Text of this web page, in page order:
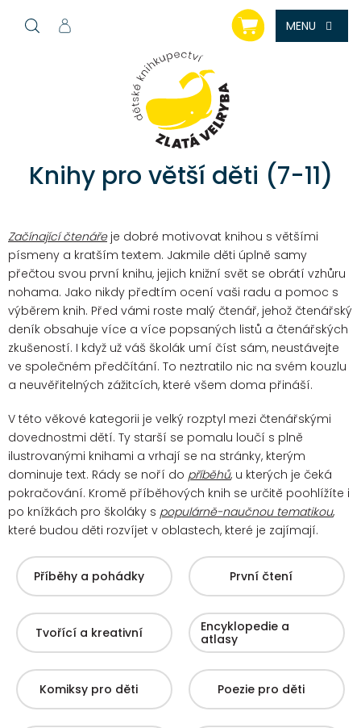
NÁKUPNÍ
KOŠÍK
Knihy pro větší děti (7-11)
Začínající čtenářeje dobré motivovat knihou s většími
písmeny a kratším textem. Jakmile děti úplně samy
přečtou svou první knihu, jejich knižní svět se obrátí vzhůru
nohama. Jako nikdy předtím ocení vaši radu a pomoc s
výběrem knih. Před vámi roste malý čtenář, jehož čtenářský
deník obsahuje více a více popsaných listů a čtenářských
zkušeností. I když už váš školák umí číst sám, neustávejte
ve společném předčítání. To neztratilo nic na svém kouzlu
a neuvěřitelných zážitcích, které všem doma přináší.
V této věkové kategorii je velký rozptyl mezi čtenářskými
dovednostmi dětí. Ty starší se pomalu loučí s plně
ilustrovanými knihami a vrhají se na stránky, kterým
dominuje text. Rády se noří do příběhů, u kterých je čeká
pokračování. Kromě příběhových knih se určitě poohlížíte i
po knížkách pro školáky s populárně-naučnou tematikou,
které budou děti rozvíjet v oblastech, které je zajímají.
Příběhy a pohádky První čtení
Tvořící a kreativní
Encyklopedie a
atlasy
Komiksy pro děti Poezie pro děti